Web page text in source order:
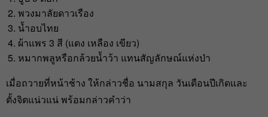
พวงมาลัยดาวเรือง
น้ำอบไทย
ผ้าแพร 3 สี (แดง เหลือง เขียว)
หมากพลูหรือกล้วยน้ำว้า แทนสัญลักษณ์แห่งป่า
เมื่อถวายที่หน้าช้าง ให้กล่าวชื่อ นามสกุล วันเดือนปีเกิดและ
ตั้งจิตแน่วแน่ พร้อมกล่าวคำว่า